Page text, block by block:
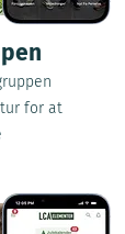
for at